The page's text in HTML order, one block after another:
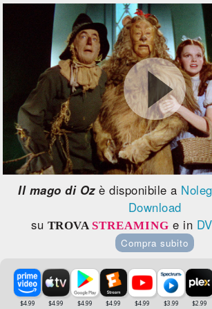
Il mago di Ozè disponibile a
Download
su TROVA STREAMING e in
Compra subito